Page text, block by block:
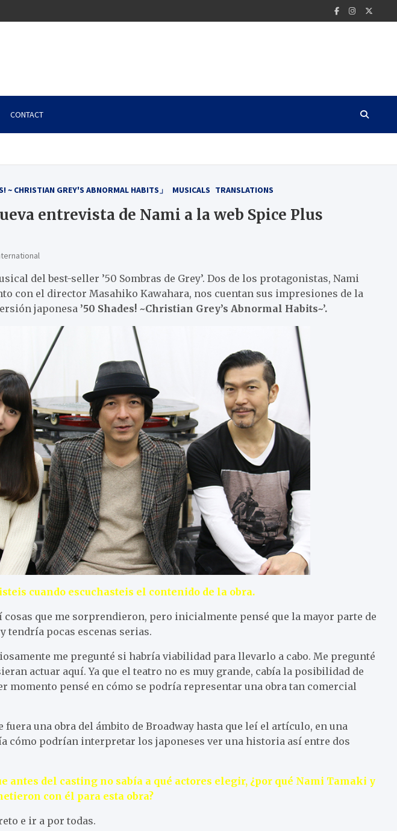
CONTACT
~ CHRISTIAN GREY'S ABNORMAL HABITS」 MUSICALS TRANSLATIONS
entrevista de Nami a la web Spice Plus
del best-seller ’50 Sombras de Grey’. Dos de los protagonistas, Nami
con el director Masahiko Kawahara, nos cuentan sus impresiones de la
japonesa ’50 Shades! ~Christian Grey’s Abnormal Habits~’.
cuando escuchasteis el contenido de la obra.
cosas que me sorprendieron, pero inicialmente pensé que la mayor parte de
tendría pocas escenas serias.
me pregunté si habría viabilidad para llevarlo a cabo. Me pregunté
actuar aquí. Ya que el teatro no es muy grande, cabía la posibilidad de
momento pensé en cómo se podría representar una obra tan comercial
fuera una obra del ámbito de Broadway hasta que leí el artículo, en una
cómo podrían interpretar los japoneses ver una historia así entre dos
antes del casting no sabía a qué actores elegir, ¿por qué Nami Tamaki y
con él para esta obra?
e ir a por todas.